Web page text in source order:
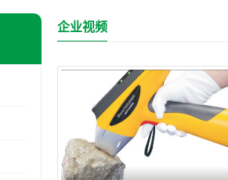
企业视频